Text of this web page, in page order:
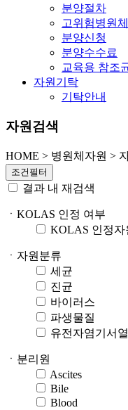
분양절차
고위험병원
분양신청
분양수수료
교육용 참조
자원기탁
기탁안내
자원검색
HOME > 병원체자원 >
조건필터
결과 내 재검색
ㆍKOLAS 인정 여부
KOLAS 인정자
ㆍ자원분류
세균
진균
바이러스
파생물질
유전자염기서열
ㆍ분리원
Ascites
Bile
Blood